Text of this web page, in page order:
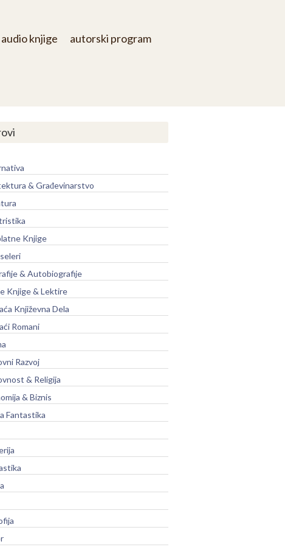
audio knjige autorski program
& Građevinarstvo
Knjige
& Autobiografije
Knjige & Lektire
Književna Dela
Romani
Razvoj
& Religija
& Biznis
Fantastika